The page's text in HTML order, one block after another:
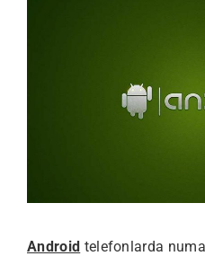
Android telefonlarda